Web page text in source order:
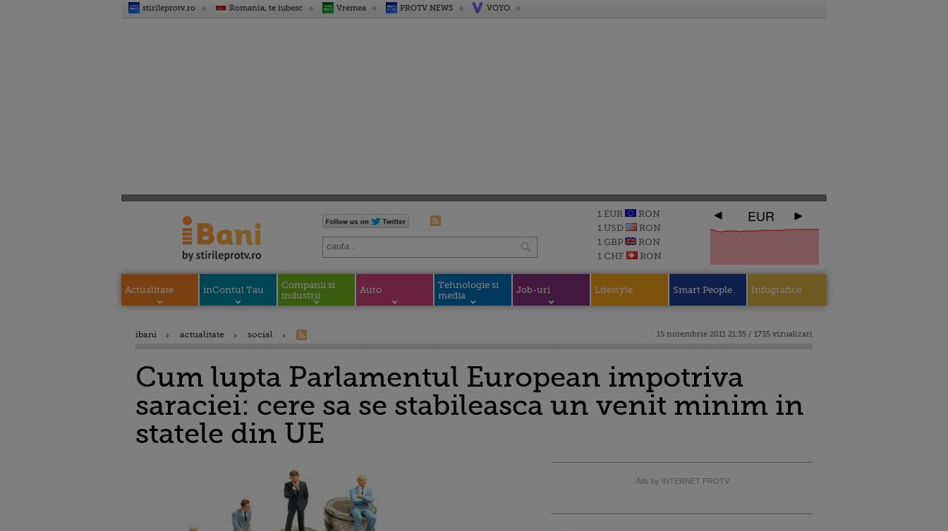
stirileprotv.ro Romania, te iubesc Vremea PROTV NEWS VOYO
1 EUR
RON
1 USD
RON
1 GBP
RON
1 CHF
RON
EUR
Actualitate inContul Tau
Companii si
industrii
Auto
Tehnologie si
media
Job-uri Lifestyle Smart People Infografice
ibani actualitate social 15 noiembrie 2011 21:35 / 1735 vizualizari
Cum lupta Parlamentul European impotriva
saraciei: cere sa se stabileasca un venit minim in
statele din UE
Ads by INTERNET PROTV